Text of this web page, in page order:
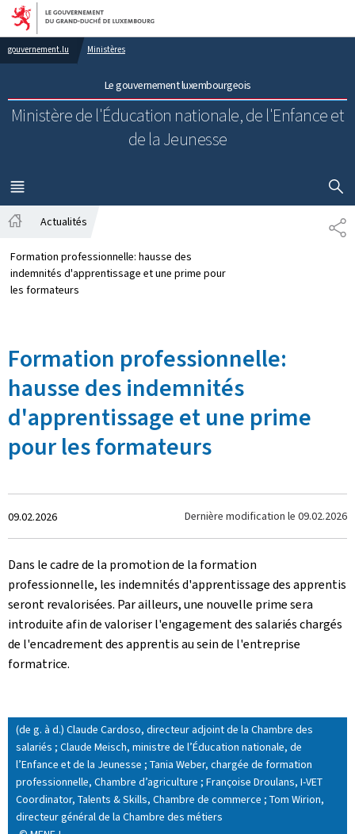
Aller au menu principal
Aller au contenu
gouvernement.lu Ministères
Le gouvernement luxembourgeois
Ministère de l'Éducation nationale, de l'Enfance et
de la Jeunesse
MENU
PRINCIPAL
Actualités
Formation professionnelle: hausse des
indemnités d'apprentissage et une prime pour
les formateurs
Formation professionnelle:
hausse des indemnités
d'apprentissage et une prime
pour les formateurs
Crée
le
09.02.2026 Dernière modification le 09.02.2026
Dans le cadre de la promotion de la formation
professionnelle, les indemnités d'apprentissage des apprentis
seront revalorisées. Par ailleurs, une nouvelle prime sera
introduite afin de valoriser l'engagement des salariés chargés
de l'encadrement des apprentis au sein de l'entreprise
formatrice.
(de g. à d.) Claude Cardoso, directeur adjoint de la Chambre des
salariés ; Claude Meisch, ministre de l’Éducation nationale, de
l’Enfance et de la Jeunesse ; Tania Weber, chargée de formation
professionnelle, Chambre d’agriculture ; Françoise Droulans, I-VET
Coordinator, Talents & Skills, Chambre de commerce ; Tom Wirion,
directeur général de la Chambre des métiers